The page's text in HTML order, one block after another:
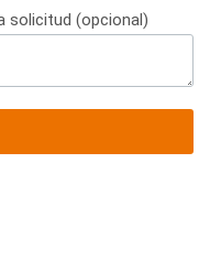
solicitud (opcional)